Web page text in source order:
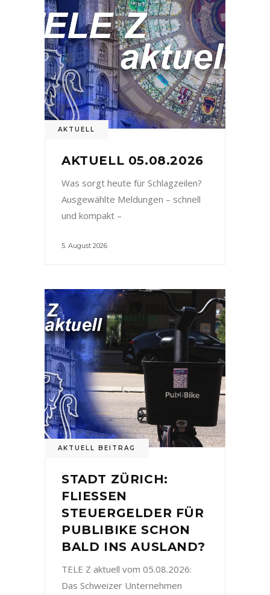
AKTUELL
AKTUELL 05.08.2026
Was sorgt heute für Schlagzeilen?
Ausgewählte Meldungen – schnell
und kompakt –
5. August 2026
AKTUELL BEITRAG
STADT ZÜRICH:
FLIESSEN
STEUERGELDER FÜR
PUBLIBIKE SCHON
BALD INS AUSLAND?
TELE Z aktuell vom 05.08.2026:
Das Schweizer Unternehmen